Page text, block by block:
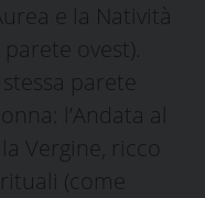
e la Natività
ovest).
parete
l’Andata al
Vergine, ricco
(come